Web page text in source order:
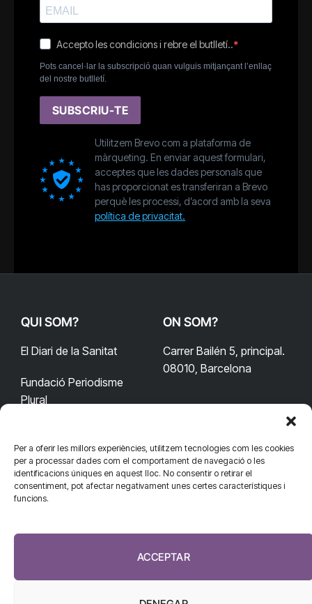
Per a oferir les millors experiències, utilitzem tecnologies com les cookies
per a processar dades com el comportament de navegació o les
identificacions úniques en aquest lloc. No consentir o retirar el
consentiment, pot afectar negativament unes certes característiques i
funcions.
ACCEPTAR
Accepto les condicions i rebre el butlletí..
Pots cancel·lar la subscripció quan vulguis mitjançant l’enllaç
del nostre butlletí.
SUBSCRIU-TE
Utilitzem Brevo com a plataforma de
màrqueting. En enviar aquest formulari,
acceptes que les dades personals que
has proporcionat es transferiran a Brevo
perquè les processi, d’acord amb la seva
política de privacitat.
QUI SOM?
El Diari de la Sanitat
Fundació Periodisme
Plural
ON SOM?
Carrer Bailén 5, principal.
08010, Barcelona
CONTACTA'NS
redaccio@diarisanitat.cat
932 311 247
CONNECTA